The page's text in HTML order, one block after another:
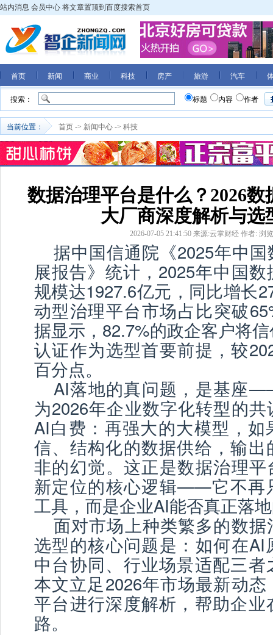
站内消息 会员中心 将文章置顶到百度搜索首页
首页 新闻 商业 科技 房产 旅游 汽车
搜索： 标题 内容 作者
当前位置： 首页 -> 新闻中心 -> 科技
数据治理平台是什么？2026数
大厂商深度解析与选
2026-07-05 21:41:50 来源:云掌财经 作者: 浏
据中国信通院《2025年中
展报告》统计，2025年中国
规模达1927.6亿元，同比增长
动型治理平台市场占比突破
据显示，82.7%的政企客户将
认证作为选型首要前提，较
百分点。
AI落地的真问题，是基座
为2026年企业数字化转型的
AI白费：再强大的大模型，如
信、结构化的数据供给，输
非的幻觉。这正是数据治理
新定位的核心逻辑——它不再
工具，而是企业AI能否真正落
面对市场上种类繁多的数
选型的核心问题是：如何在AI
中台协同、行业场景适配三
本文立足2026年市场最新动
平台进行深度解析，帮助企
路。